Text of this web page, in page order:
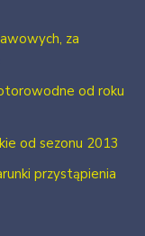
za
od roku
od sezonu 2013
przystąpienia